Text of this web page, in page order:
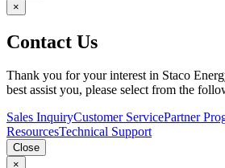
×
Contact Us
Thank you for your interest in Staco
best assist you, please select from the
Sales InquiryCustomer ServicePartner
ResourcesTechnical Support
Close
×